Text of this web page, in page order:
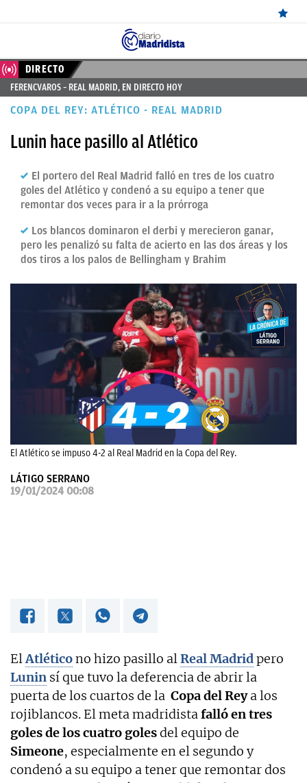
ÚLTIMAS
NOTICIAS
MADRID
BALONCESTO
CANTERA
DIRECTO
PAPARAZZI
DIRECTO
FERENCVAROS – REAL MADRID, EN DIRECTO HOY
COPA DEL REY: ATLÉTICO - REAL MADRID
Lunin hace pasillo al Atlético
El portero del Real Madrid falló en tres de los cuatro
goles del Atlético y condenó a su equipo a tener que
remontar dos veces para ir a la prórroga
Los blancos dominaron el derbi y merecieron ganar,
pero les penalizó su falta de acierto en las dos áreas y los
dos tiros a los palos de Bellingham y Brahim
El Atlético se impuso 4-2 al Real Madrid en la Copa del Rey.
LÁTIGO SERRANO
19/01/2024 00:08
ElAtléticono hizo pasillo alReal Madridpero
Lunin sí que tuvo la deferencia de abrir la
puerta de los cuartos de la Copa del Reya los
rojiblancos. El meta madridistafalló en tres
goles de los cuatro golesdel equipo de
Simeone, especialmente en el segundo y
condenó a su equipo a tener que remontar dos
Sigue aOkDiarioen Google